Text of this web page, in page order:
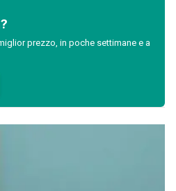
prezzo, in poche settimane e a